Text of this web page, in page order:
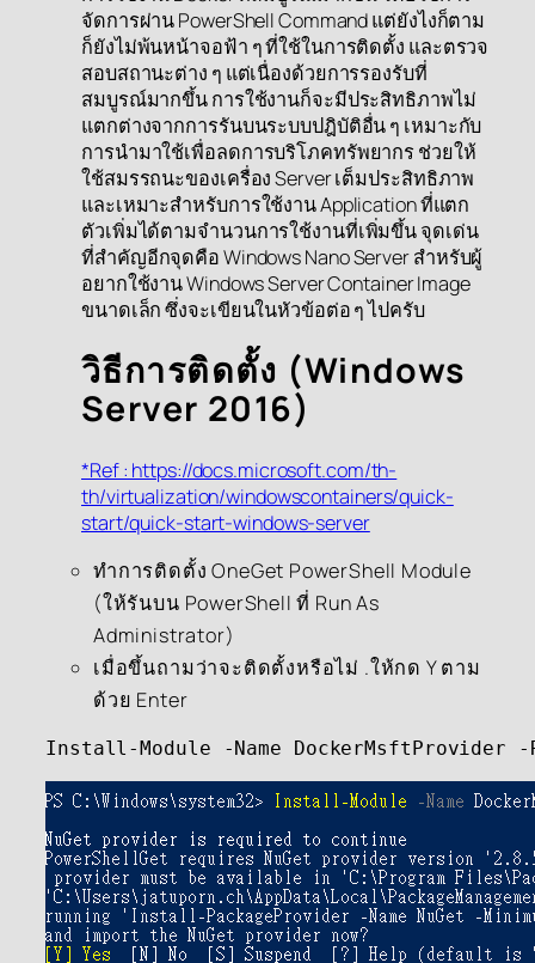
จัดการผ่าน PowerShell Command แต่ยังไงก็ตาม
ก็ยังไม่พ้นหน้าจอฟ้า ๆ ที่ใช้ในการติดตั้ง และตรวจ
สอบสถานะต่าง ๆ แต่เนื่องด้วยการรองรับที่
สมบูรณ์มากขึ้น การใช้งานก็จะมีประสิทธิภาพไม่
แตกต่างจากการรันบนระบบปฎิบัติอื่น ๆ เหมาะกับ
การนำมาใช้เพื่อลดการบริโภคทรัพยากร ช่วยให้
ใช้สมรรถนะของเครื่อง Server เต็มประสิทธิภาพ
และเหมาะสำหรับการใช้งาน Application ที่แตก
ตัวเพิ่มได้ตามจำนวนการใช้งานที่เพิ่มขึ้น จุดเด่น
ที่สำคัญอีกจุดคือ Windows Nano Server สำหรับผู้
อยากใช้งาน Windows Server Container Image
ขนาดเล็ก ซึ่งจะเขียนในหัวข้อต่อ ๆ ไปครับ
วิธีการติดตั้ง (Windows
Server 2016)
*Ref : https://docs.microsoft.com/th-
th/virtualization/windowscontainers/quick-
start/quick-start-windows-server
ทำการติดตั้ง OneGet PowerShell Module
(ให้รันบน PowerShell ที่ Run As
Administrator)
เมื่อขึ้นถามว่าจะติดตั้งหรือไม่ .ให้กด Y ตาม
ด้วย Enter
Install-Module -Name DockerMsftProvider